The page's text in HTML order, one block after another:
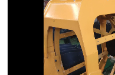
滚筒筛分斗
铣刨机